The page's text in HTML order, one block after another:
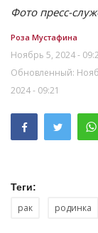
Фото пресс-
Роза Мустафина
Ноябрь 5, 2024 -
Обновленный:
2024 - 09:21
Теги:
рак родинка